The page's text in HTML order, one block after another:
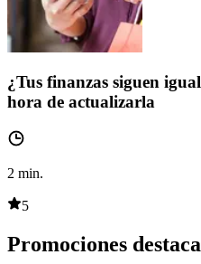
¿Tus finanzas siguen
hora de actualizarla
2 min.
5
Promociones